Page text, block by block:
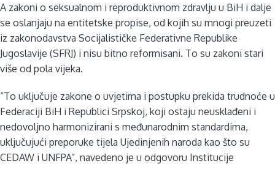
A zakoni o seksualnom i reproduktivnom zdravlju u BiH i dalje
se oslanjaju na entitetske propise, od kojih su mnogi preuzeti
iz zakonodavstva Socijalističke Federativne Republike
Jugoslavije (SFRJ) i nisu bitno reformisani. To su zakoni stari
više od pola vijeka.
“To uključuje zakone o uvjetima i postupku prekida trudnoće u
Federaciji BiH i Republici Srpskoj, koji ostaju neusklađeni i
nedovoljno harmonizirani s međunarodnim standardima,
uključujući preporuke tijela Ujedinjenih naroda kao što su
CEDAW i UNFPA”, navedeno je u odgovoru Institucije